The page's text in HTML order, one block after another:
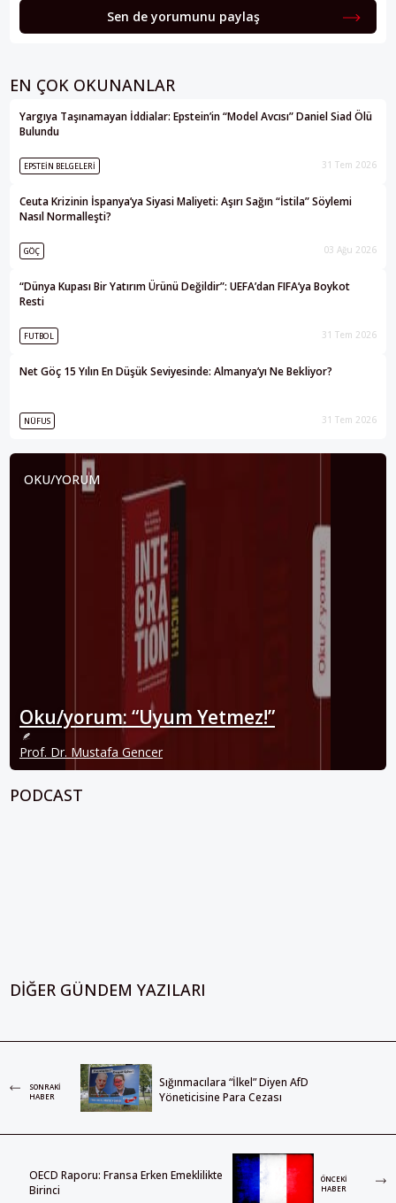
Sen de yorumunu paylaş
EN ÇOK OKUNANLAR
Yargıya Taşınamayan İddialar: Epstein’in “Model Avcısı” Daniel Siad Ölü
Bulundu
EPSTEIN BELGELERI 31 Tem 2026
Ceuta Krizinin İspanya’ya Siyasi Maliyeti: Aşırı Sağın “İstila” Söylemi
Nasıl Normalleşti?
GÖÇ 03 Ağu 2026
“Dünya Kupası Bir Yatırım Ürünü Değildir”: UEFA’dan FIFA’ya Boykot
Resti
FUTBOL 31 Tem 2026
Net Göç 15 Yılın En Düşük Seviyesinde: Almanya’yı Ne Bekliyor?
NÜFUS 31 Tem 2026
OKU/YORUM
Oku/yorum: “Uyum Yetmez!”
Prof. Dr. Mustafa Gencer
PODCAST
DIĞER GÜNDEM YAZILARI
SONRAKI
HABER
Sığınmacılara “İlkel” Diyen AfD
Yöneticisine Para Cezası
OECD Raporu: Fransa Erken Emeklilikte
Birinci
ÖNCEKI
HABER